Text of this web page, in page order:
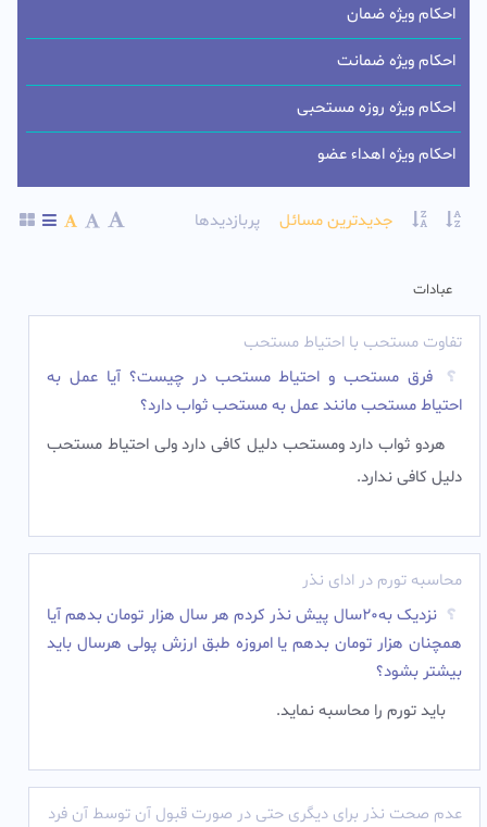
جدیدترین مسائل پربازدیدها
عبادات
تفاوت مستحب با احتیاط مستحب
فرق مستحب و احتیاط مستحب در چیست؟ آیا عمل به
احتیاط مستحب مانند عمل به مستحب ثواب دارد؟
هردو ثواب دارد ومستحب دلیل کافی دارد ولی احتیاط مستحب
دلیل کافی ندارد.
محاسبه تورم در ادای نذر
نزدیک به20سال پیش نذر کردم هر سال هزار تومان بدهم آیا
همچنان هزار تومان بدهم یا امروزه طبق ارزش پولی هرسال باید
بیشتر بشود؟
باید تورم را محاسبه نماید.‌
عدم صحت نذر برای دیگری حتی در صورت قبول آن توسط آن فرد
احکام ویژه ضمان
احکام ویژه ضمانت
احکام ویژه روزه مستحبی
احکام ویژه اهداء عضو